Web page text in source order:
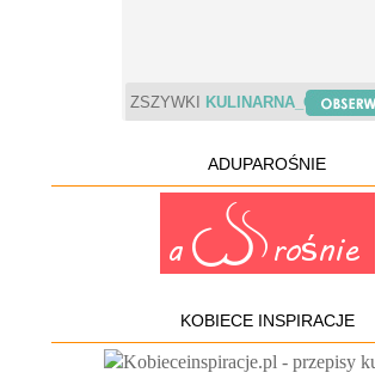
ZSZYWKI KULINARNA_CHWILA
ADUPAROŚNIE
KOBIECE INSPIRACJE